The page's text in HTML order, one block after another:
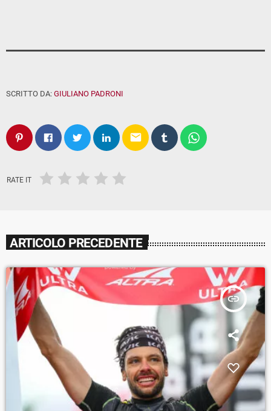
SCRITTO DA: GIULIANO PADRONI
email
RATE IT
ARTICOLO PRECEDENTE
insert_link